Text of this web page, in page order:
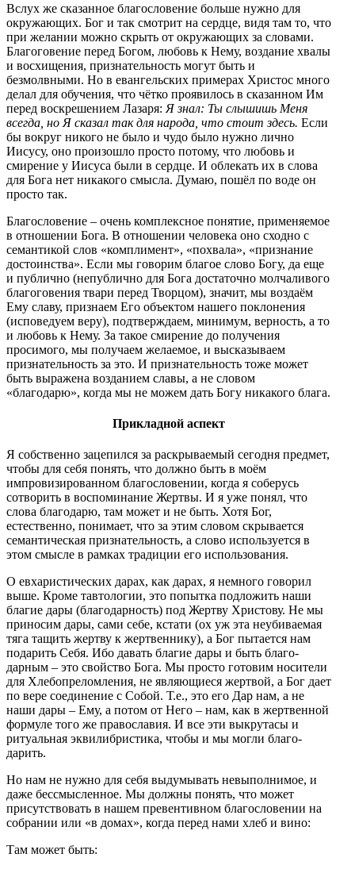
Вслух же сказанное благословение больше нужно для
окружающих. Бог и так смотрит на сердце, видя там то, что
при желании можно скрыть от окружающих за словами.
Благоговение перед Богом, любовь к Нему, воздание хвалы
и восхищения, признательность могут быть и
безмолвными. Но в евангельских примерах Христос много
делал для обучения, что чётко проявилось в сказанном Им
перед воскрешением Лазаря: Я знал: Ты слышишь Меня
всегда, но Я сказал так для народа, что стоит здесь. Если
бы вокруг никого не было и чудо было нужно лично
Иисусу, оно произошло просто потому, что любовь и
смирение у Иисуса были в сердце. И облекать их в слова
для Бога нет никакого смысла. Думаю, пошёл по воде он
просто так.
Благословение – очень комплексное понятие, применяемое
в отношении Бога. В отношении человека оно сходно с
семантикой слов «комплимент», «похвала», «признание
достоинства». Если мы говорим благое слово Богу, да еще
и публично (непублично для Бога достаточно молчаливого
благоговения твари перед Творцом), значит, мы воздаём
Ему славу, признаем Его объектом нашего поклонения
(исповедуем веру), подтверждаем, минимум, верность, а то
и любовь к Нему. За такое смирение до получения
просимого, мы получаем желаемое, и высказываем
признательность за это. И признательность тоже может
быть выражена возданием славы, а не словом
«благодарю», когда мы не можем дать Богу никакого блага.
Прикладной аспект
Я собственно зацепился за раскрываемый сегодня предмет,
чтобы для себя понять, что должно быть в моём
импровизированном благословении, когда я соберусь
сотворить в воспоминание Жертвы. И я уже понял, что
слова благодарю, там может и не быть. Хотя Бог,
естественно, понимает, что за этим словом скрывается
семантическая признательность, а слово используется в
этом смысле в рамках традиции его использования.
О евхаристических дарах, как дарах, я немного говорил
выше. Кроме тавтологии, это попытка подложить наши
благие дары (благодарность) под Жертву Христову. Не мы
приносим дары, сами себе, кстати (ох уж эта неубиваемая
тяга тащить жертву к жертвеннику), а Бог пытается нам
подарить Себя. Ибо давать благие дары и быть благо-
дарным – это свойство Бога. Мы просто готовим носители
для Хлебопреломления, не являющиеся жертвой, а Бог дает
по вере соединение с Собой. Т.е., это его Дар нам, а не
наши дары – Ему, а потом от Него – нам, как в жертвенной
формуле того же православия. И все эти выкрутасы и
ритуальная эквилибристика, чтобы и мы могли благо-
дарить.
Но нам не нужно для себя выдумывать невыполнимое, и
даже бессмысленное. Мы должны понять, что может
присутствовать в нашем превентивном благословении на
собрании или «в домах», когда перед нами хлеб и вино:
Там может быть: